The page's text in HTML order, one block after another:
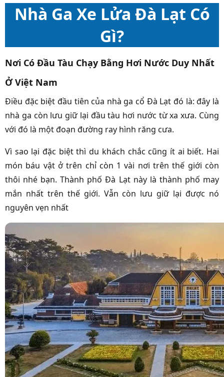
Nhà Ga Xe Lửa Đà Lạt Có
Gì?
Nơi Có Đầu Tàu Chạy Bằng Hơi Nước Duy Nhất
Ở Việt Nam
Điều đặc biệt đầu tiên của nhà ga cổ Đà Lạt đó là: đây là
nhà ga còn lưu giữ lại đầu tàu hơi nước từ xa xưa. Cùng
với đó là một đoạn đường ray hình răng cưa.
Vì sao lại đặc biệt thì du khách chắc cũng ít ai biết. Hai
món báu vật ở trên chỉ còn 1 vài nơi trên thế giới còn
thôi nhé bạn. Thành phố Đà Lạt này là thành phố may
mắn nhất trên thế giới. Vẫn còn lưu giữ lại được nó
nguyên vẹn nhất